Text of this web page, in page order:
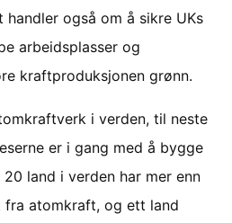
handler også om å sikre UKs
arbeidsplasser og
kraftproduksjonen grønn.
i verden, til neste
er i gang med å bygge
land i verden har mer enn
fra atomkraft, og ett land